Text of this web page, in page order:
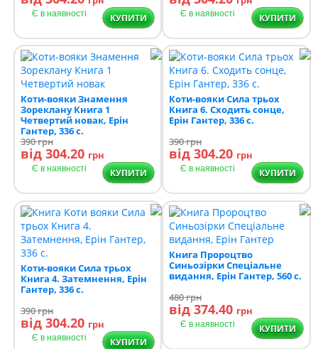
Є в наявності КУПИТИ Є в наявності КУПИТИ
Коти-вояки Знамення
Зореклану Книга 1
Четвертий новак, Ерін
Гантер, 336 с.
390грн
від 304.20 грн
Є в наявності КУПИТИ
Коти-вояки Сила трьох
Книга 6. Сходить сонце,
Ерін Гантер, 336 с.
390грн
від 304.20 грн
Є в наявності КУПИТИ
Коти-вояки Сила трьох
Книга 4. Затемнення, Ерін
Гантер, 336 с.
390грн
від 304.20 грн
Є в наявності КУПИТИ
Книга Пророцтво
Синьозірки Спеціальне
видання, Ерін Гантер, 560 с.
480грн
від 374.40 грн
Є в наявності КУПИТИ